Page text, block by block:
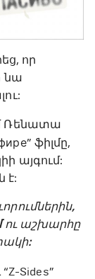
որ
նա
Ռենատա
ֆիլմը,
այգում:
է:
ու աշխարհը
Sides”